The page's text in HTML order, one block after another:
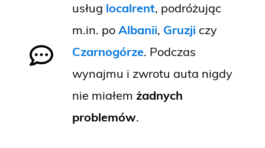
usług localrent, podróżując
m.in. po Albanii, Gruzji czy
Czarnogórze. Podczas
wynajmu i zwrotu auta nigdy
nie miałem żadnych
problemów.